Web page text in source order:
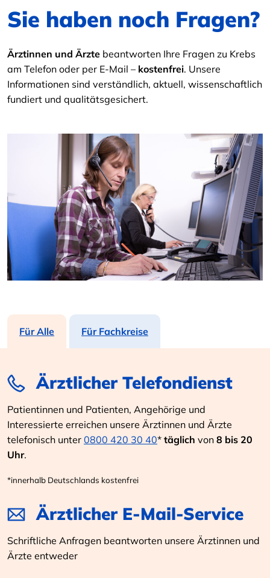
Sie haben noch Fragen?
Ärztinnen und Ärzte beantworten Ihre Fragen zu Krebs
am Telefon oder per E-Mail – kostenfrei. Unsere
Informationen sind verständlich, aktuell, wissenschaftlich
fundiert und qualitätsgesichert.
Für Alle Für Fachkreise
Ärztlicher Telefondienst
Patientinnen und Patienten, Angehörige und
Interessierte erreichen unsere Ärztinnen und Ärzte
telefonisch unter 0800 420 30 40* täglich von 8 bis 20
Uhr.
*innerhalb Deutschlands kostenfrei
Ärztlicher E-Mail-Service
Schriftliche Anfragen beantworten unsere Ärztinnen und
Ärzte entweder